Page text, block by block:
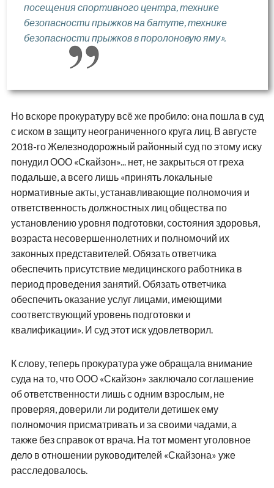
посещения спортивного центра, технике
безопасности прыжков на батуте, технике
безопасности прыжков в поролоновую яму».
Но вскоре прокуратуру всё же пробило: она пошла в суд
с иском в защиту неограниченного круга лиц. В августе
2018-го Железнодорожный районный суд по этому иску
понудил ООО «Скайзон»... нет, не закрыться от греха
подальше, а всего лишь «принять локальные
нормативные акты, устанавливающие полномочия и
ответственность должностных лиц общества по
установлению уровня подготовки, состояния здоровья,
возраста несовершеннолетних и полномочий их
законных представителей. Обязать ответчика
обеспечить присутствие медицинского работника в
период проведения занятий. Обязать ответчика
обеспечить оказание услуг лицами, имеющими
соответствующий уровень подготовки и
квалификации». И суд этот иск удовлетворил.
К слову, теперь прокуратура уже обращала внимание
суда на то, что ООО «Скайзон» заключало соглашение
об ответственности лишь с одним взрослым, не
проверяя, доверили ли родители детишек ему
полномочия присматривать и за своими чадами, а
также без справок от врача. На тот момент уголовное
дело в отношении руководителей «Скайзона» уже
расследовалось.